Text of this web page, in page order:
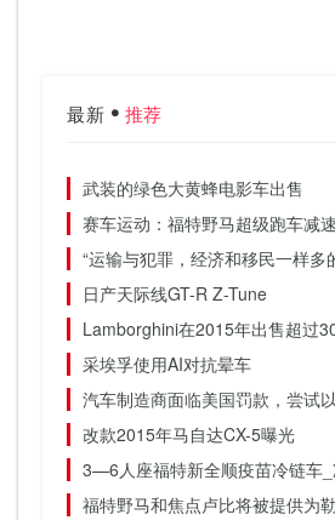
最新 推荐
武装的绿色大黄蜂电影车出售
赛车运动：福特野马超级跑车减速
“运输与犯罪，经济和移民一样多
日产天际线GT-R Z-Tune
Lamborghini在2015年出售超过
采埃孚使用AI对抗晕车
汽车制造商面临美国罚款，尝试
改款2015年马自达CX-5曝光
3—6人座福特新全顺疫苗冷链车
福特野马和焦点卢比将被提供为